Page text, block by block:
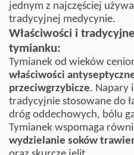
jednym z najczęściej
tradycyjnej medycynie.
Właściwości i
tymianku:
Tymianek od wieków
właściwości
przeciwgrzybicze. Napary
tradycyjnie stosowane do
dróg oddechowych, bólu
Tymianek wspomaga
wydzielanie soków